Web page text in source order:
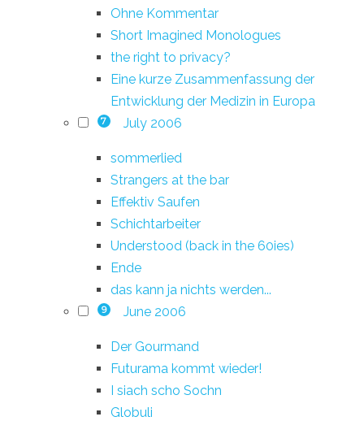
Ohne Kommentar
Short Imagined Monologues
the right to privacy?
Eine kurze Zusammenfassung der
Entwicklung der Medizin in Europa
7 July 2006
sommerlied
Strangers at the bar
Effektiv Saufen
Schichtarbeiter
Understood (back in the 60ies)
Ende
das kann ja nichts werden...
9 June 2006
Der Gourmand
Futurama kommt wieder!
I siach scho Sochn
Globuli